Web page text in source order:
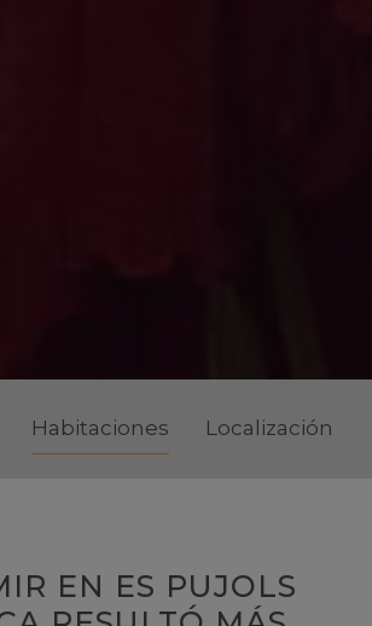
Habitaciones Localización
EN ES PUJOLS